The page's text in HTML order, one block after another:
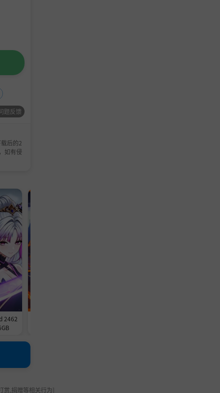
题反馈
后的2
如有侵
2462
赏,捐赠等相关行为]